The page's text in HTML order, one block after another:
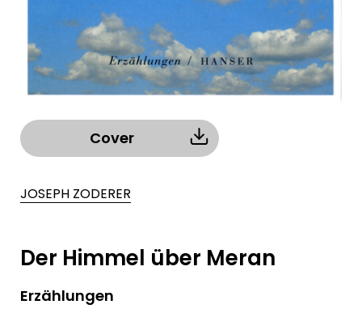
Cover
JOSEPH ZODERER
Der Himmel über Meran
Erzählungen